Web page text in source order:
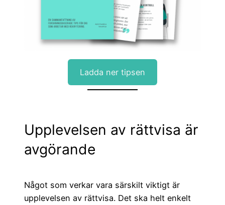
Ladda ner tipsen
Upplevelsen av rättvisa är
avgörande
Något som verkar vara särskilt viktigt är
upplevelsen av rättvisa. Det ska helt enkelt